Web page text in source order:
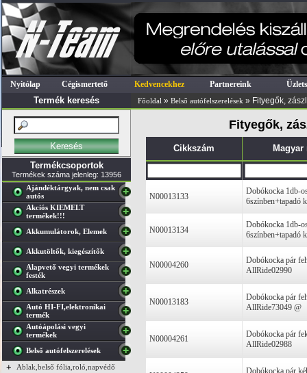
Nyitólap Cégismertető Kedvencekhez Partnereink
Termék keresés Főoldal » Belső autófelszerelések » Fityegők,
Termékcsoportok
Termékek száma jelenleg: 13956
Ajándéktárgyak, nem csak
autós
Akciós KIEMELT
termékek!!!
Akkumulátorok, Elemek
Akkutöltők, kiegészítők
Alapvető vegyi termékek
festék
Alkatrészek
Autó HI-FI,elektronikai
termék
Autóápolási vegyi
termékek
Belső autófelszerelések
+ Ablak,belső fólia,roló,napvédő
Fityegők,
Cikkszám Magyar
N00013133
Dobókocka 1db-
6színben+tapadó
N00013134
Dobókocka 1db-
6színben+tapadó
N00004260
Dobókocka pár
AllRide02990
N00013183
Dobókocka pár
AllRide73049 @
N00004261
Dobókocka pár
AllRide02988
Dobókocka pár